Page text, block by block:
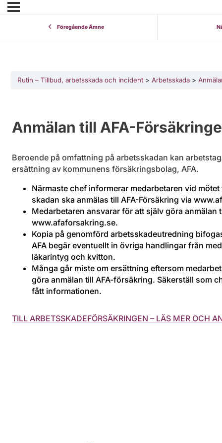
Föregående Ämne
Rutin – Tillbud, arbetsskada och incident Arbetsskada
Anmälan till AFA-
Beroende på omfattning på arbetsskadan kan
ersättning av kommunens försäkringsbolag, AFA.
Närmaste chef informerar medarbetaren vid
skadan ska anmälas till AFA-Försäkring via
Medarbetaren ansvarar för att själv göra anmälan
www.afaforsakring.se.
Kopia på genomförd arbetsskadeutredning
AFA begär eventuellt in övriga handlingar från
läkarintyg och kvitton.
Många går miste om ersättning eftersom
göra anmälan till AFA-försäkring. Säkerställ som
fått informationen.
TILL ARBETSSKADEFÖRSÄKRINGEN – LÄS MER OCH